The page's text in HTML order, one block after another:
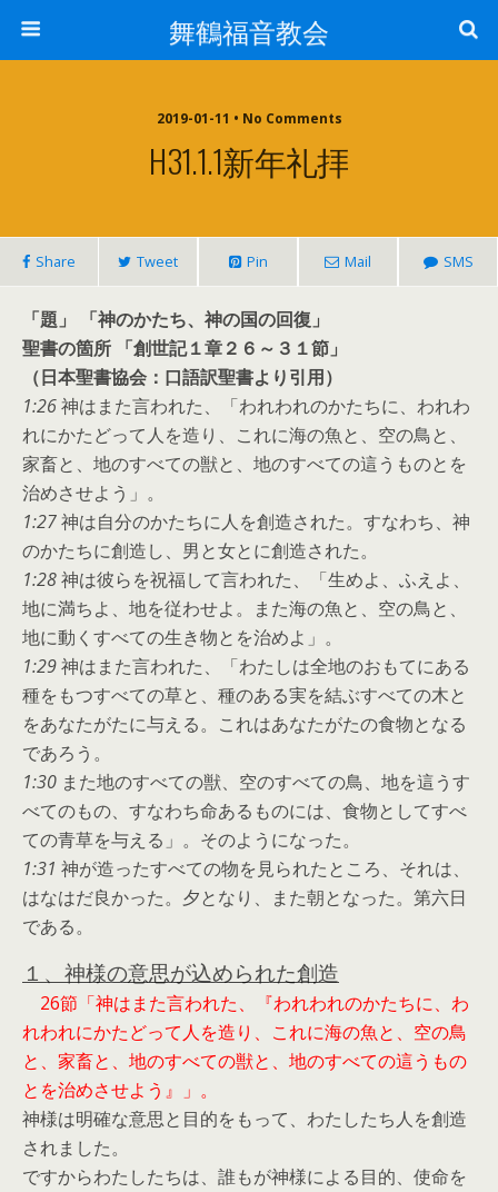
舞鶴福音教会
2019-01-11 • No Comments
H31.1.1新年礼拝
Share Tweet Pin Mail SMS
「題」 「神のかたち、神の国の回復」
聖書の箇所 「創世記１章２６～３１節」
（日本聖書協会：口語訳聖書より引用）
1:26神はまた言われた、「われわれのかたちに、われわ
れにかたどって人を造り、これに海の魚と、空の鳥と、
家畜と、地のすべての獣と、地のすべての這うものとを
治めさせよう」。
1:27神は自分のかたちに人を創造された。すなわち、神
のかたちに創造し、男と女とに創造された。
1:28神は彼らを祝福して言われた、「生めよ、ふえよ、
地に満ちよ、地を従わせよ。また海の魚と、空の鳥と、
地に動くすべての生き物とを治めよ」。
1:29神はまた言われた、「わたしは全地のおもてにある
種をもつすべての草と、種のある実を結ぶすべての木と
をあなたがたに与える。これはあなたがたの食物となる
であろう。
1:30 また地のすべての獣、空のすべての鳥、地を這うす
べてのもの、すなわち命あるものには、食物としてすべ
ての青草を与える」。そのようになった。
1:31 神が造ったすべての物を見られたところ、それは、
はなはだ良かった。夕となり、また朝となった。第六日
である。
１、神様の意思が込められた創造
26節「神はまた言われた、『われわれのかたちに、わ
れわれにかたどって人を造り、これに海の魚と、空の鳥
と、家畜と、地のすべての獣と、地のすべての這うもの
とを治めさせよう』」。
神様は明確な意思と目的をもって、わたしたち人を創造
されました。
ですからわたしたちは、誰もが神様による目的、使命を